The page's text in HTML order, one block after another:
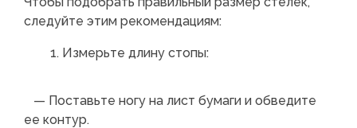
следуйте этим рекомендациям:
Измерьте длину стопы:
— Поставьте ногу на лист бумаги и обведите
ее контур.